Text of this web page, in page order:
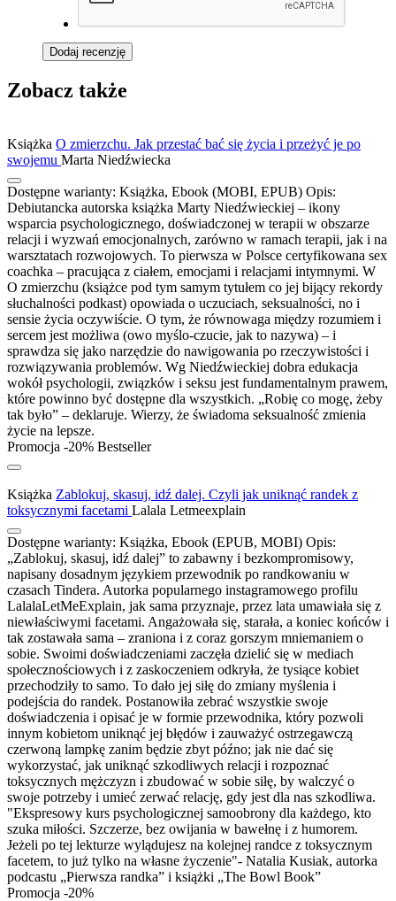
Dodaj recenzję
Zobacz także
Książka O zmierzchu. Jak przestać bać się życia i przeżyć je po
swojemu Marta Niedźwiecka
Dostępne warianty: Książka, Ebook (MOBI, EPUB) Opis:
Debiutancka autorska książka Marty Niedźwieckiej – ikony
wsparcia psychologicznego, doświadczonej w terapii w obszarze
relacji i wyzwań emocjonalnych, zarówno w ramach terapii, jak i na
warsztatach rozwojowych. To pierwsza w Polsce certyfikowana sex
coachka – pracująca z ciałem, emocjami i relacjami intymnymi. W
O zmierzchu (książce pod tym samym tytułem co jej bijący rekordy
słuchalności podkast) opowiada o uczuciach, seksualności, no i
sensie życia oczywiście. O tym, że równowaga między rozumiem i
sercem jest możliwa (owo myślo-czucie, jak to nazywa) – i
sprawdza się jako narzędzie do nawigowania po rzeczywistości i
rozwiązywania problemów. Wg Niedźwieckiej dobra edukacja
wokół psychologii, związków i seksu jest fundamentalnym prawem,
które powinno być dostępne dla wszystkich. „Robię co mogę, żeby
tak było” – deklaruje. Wierzy, że świadoma seksualność zmienia
życie na lepsze.
Promocja -20% Bestseller
Książka Zablokuj, skasuj, idź dalej. Czyli jak uniknąć randek z
toksycznymi facetami Lalala Letmeexplain
Dostępne warianty: Książka, Ebook (EPUB, MOBI) Opis:
„Zablokuj, skasuj, idź dalej” to zabawny i bezkompromisowy,
napisany dosadnym językiem przewodnik po randkowaniu w
czasach Tindera. Autorka popularnego instagramowego profilu
LalalaLetMeExplain, jak sama przyznaje, przez lata umawiała się z
niewłaściwymi facetami. Angażowała się, starała, a koniec końców i
tak zostawała sama – zraniona i z coraz gorszym mniemaniem o
sobie. Swoimi doświadczeniami zaczęła dzielić się w mediach
społecznościowych i z zaskoczeniem odkryła, że tysiące kobiet
przechodziły to samo. To dało jej siłę do zmiany myślenia i
podejścia do randek. Postanowiła zebrać wszystkie swoje
doświadczenia i opisać je w formie przewodnika, który pozwoli
innym kobietom uniknąć jej błędów i zauważyć ostrzegawczą
czerwoną lampkę zanim będzie zbyt późno; jak nie dać się
wykorzystać, jak uniknąć szkodliwych relacji i rozpoznać
toksycznych mężczyzn i zbudować w sobie siłę, by walczyć o
swoje potrzeby i umieć zerwać relację, gdy jest dla nas szkodliwa.
"Ekspresowy kurs psychologicznej samoobrony dla każdego, kto
szuka miłości. Szczerze, bez owijania w bawełnę i z humorem.
Jeżeli po tej lekturze wylądujesz na kolejnej randce z toksycznym
facetem, to już tylko na własne życzenie"- Natalia Kusiak, autorka
podcastu „Pierwsza randka” i książki „The Bowl Book”
Promocja -20%